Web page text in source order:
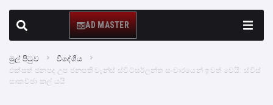
AD MASTER
මුල් පිටුව
විදේශීය
එක්සත් ජනපද උප ජනපති වෑන්ස් ස්විට්සර්ලන්ත සංචාරයෙන් ඉවත් වෙයි: ස්විස්
සාකච්ඡා කල් යයි